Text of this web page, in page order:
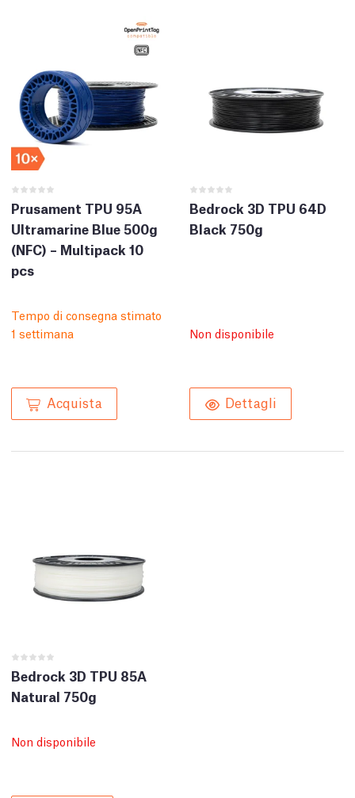
Prusament TPU 95A
Ultramarine Blue 500g
(NFC) – Multipack 10
pcs
Tempo di consegna stimato
1 settimana
Acquista
Bedrock 3D TPU 64D
Black 750g
Non disponibile
Dettagli
Bedrock 3D TPU 85A
Natural 750g
Non disponibile